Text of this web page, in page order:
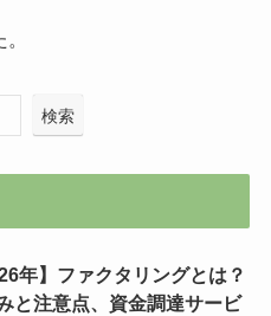
検索
年】ファクタリングとは？
と注意点、資金調達サービ